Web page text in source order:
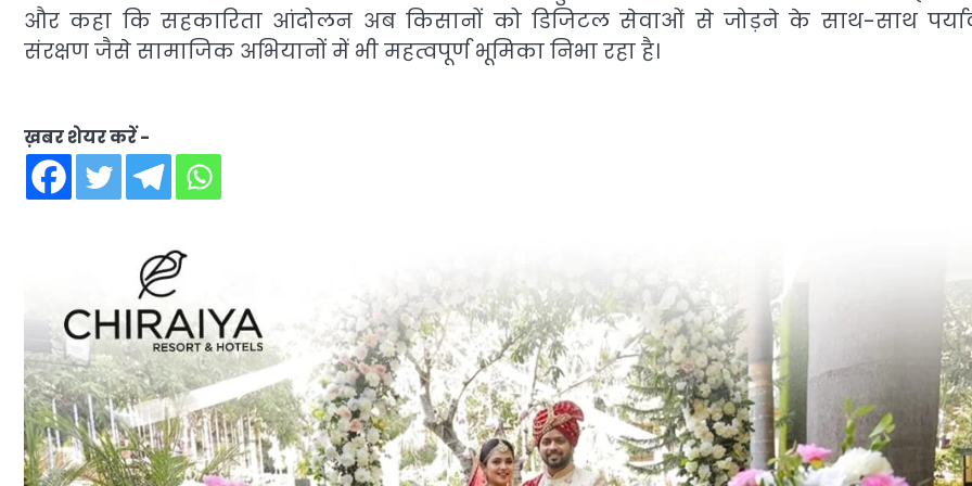
और कहा कि सहकारिता आंदोलन अब किसानों को डिजिटल सेवाओं से जोड़ने के साथ-साथ
संरक्षण जैसे सामाजिक अभियानों में भी महत्वपूर्ण भूमिका निभा रहा है।
ख़बर शेयर करें -